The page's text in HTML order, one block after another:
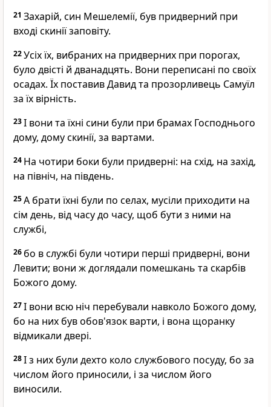
21 Захарій, син Мешелемії, був придверний при
вході скинії заповіту.
22Усіх їх, вибраних на придверних при порогах,
було двісті й дванадцять. Вони переписані по своїх
осадах. Їх поставив Давид та прозорливець Самуїл
за їх вірність.
23І вони та їхні сини були при брамах Господнього
дому, дому скинії, за вартами.
24 На чотири боки були придверні: на схід, на захід,
на північ, на південь.
25А брати їхні були по селах, мусіли приходити на
сім день, від часу до часу, щоб бути з ними на
службі,
26 бо в службі були чотири перші придверні, вони
Левити; вони ж доглядали помешкань та скарбів
Божого дому.
27І вони всю ніч перебували навколо Божого дому,
бо на них був обов'язок варти, і вона щоранку
відмикали двері.
28І з них були дехто коло службового посуду, бо за
числом його приносили, і за числом його
виносили.